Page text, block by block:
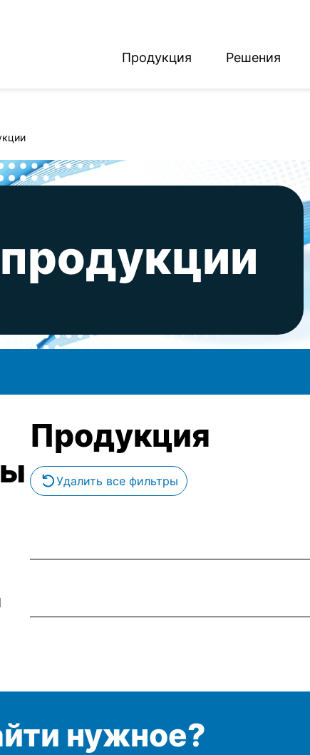
Продукция Решения
Продукция
Удалить все фильтры
нужное?